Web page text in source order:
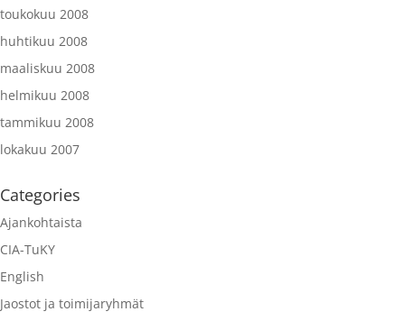
toukokuu 2008
huhtikuu 2008
maaliskuu 2008
helmikuu 2008
tammikuu 2008
lokakuu 2007
Categories
Ajankohtaista
CIA-TuKY
English
Jaostot ja toimijaryhmät